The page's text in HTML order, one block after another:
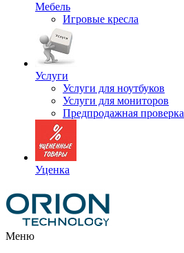
Мебель
Игровые кресла
Услуги
Услуги для ноутбуков
Услуги для мониторов
Предпродажная проверка
Уценка
Меню